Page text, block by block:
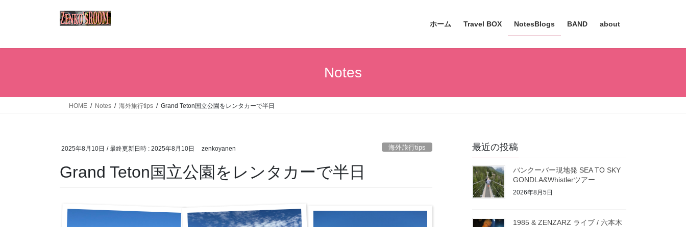
ホーム Travel BOX NotesBlogs BAND about
Notes
HOME Notes 海外旅行tips Grand Teton国立公園をレンタカーで半日
2025年8月10日 / 最終更新日時 : 2025年8月10日 zenkoyanen 海外旅行tips
Grand Teton国立公園をレンタカーで半日
最近の投稿
バンクーバー現地発 SEA TO SKY
GONDLA&Whistlerツアー
2026年8月5日
1985 & ZENZARZ ライブ / 六本木